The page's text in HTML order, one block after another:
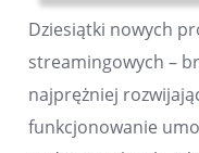
Dziesiątki nowych
streamingowych –
najprężniej
funkcjonowanie